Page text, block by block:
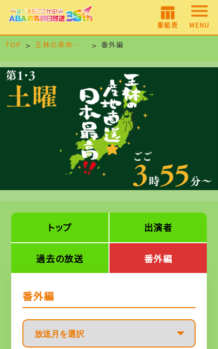
番組表 MENU
TOP 王林の産地直送☆日本最高！！ 番外編
トップ 出演者
過去の放送 番外編
番外編